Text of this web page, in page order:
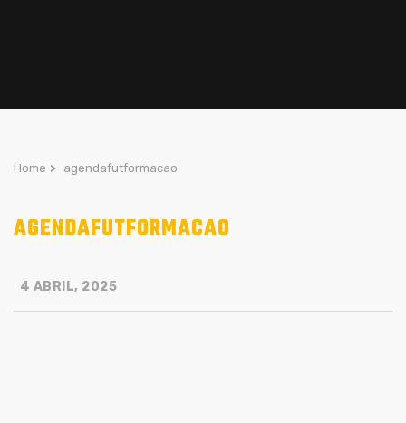
Home > agendafutformacao
AGENDAFUTFORMACAO
4 ABRIL, 2025